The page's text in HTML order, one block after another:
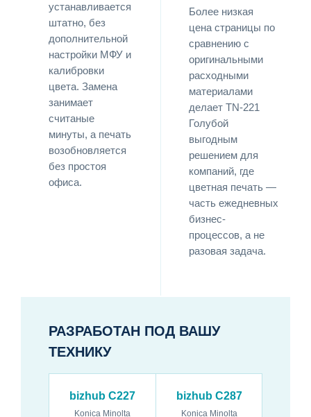
устанавливается
штатно, без
дополнительной
настройки МФУ и
калибровки
цвета. Замена
занимает
считаные
минуты, а печать
возобновляется
без простоя
офиса.
Более низкая
цена страницы по
сравнению с
оригинальными
расходными
материалами
делает TN-221
Голубой
выгодным
решением для
компаний, где
цветная печать —
часть ежедневных
бизнес-
процессов, а не
разовая задача.
РАЗРАБОТАН ПОД ВАШУ
ТЕХНИКУ
bizhub C227
Konica Minolta
bizhub C287
Konica Minolta